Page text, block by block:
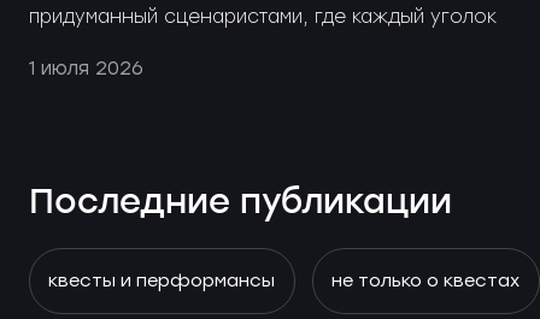
придуманный сценаристами, где каждый уголок
же те люди, которые населяют этот полумрак?
Сегодня мы приоткроем занавес и поговорим с
теми, кто стоит по ту сторону двери — с
актерами интерактивных квестов.
Кто лучше всех знает секреты квеста
1 июля 2026
Последние публикации
квесты и перформансы не только о квестах